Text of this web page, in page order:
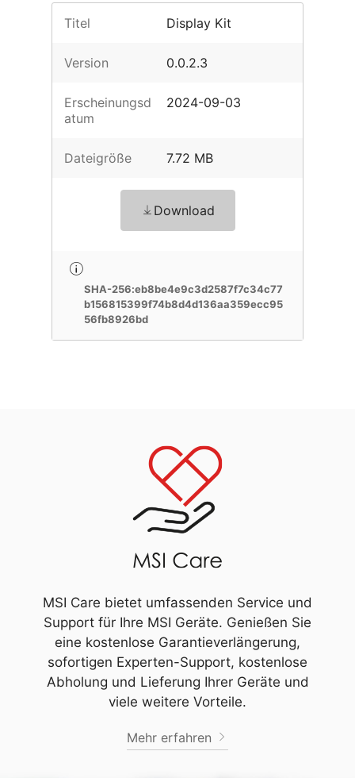
Titel Display Kit
Version 0.0.2.3
Erscheinungsd
atum
2024-09-03
Dateigröße 7.72 MB
Download
SHA-256:eb8be4e9c3d2587f7c34c77
b156815399f74b8d4d136aa359ecc95
56fb8926bd
MSI Care bietet umfassenden Service und
Support für Ihre MSI Geräte. Genießen Sie
eine kostenlose Garantieverlängerung,
sofortigen Experten-Support, kostenlose
Abholung und Lieferung Ihrer Geräte und
viele weitere Vorteile.
Mehr erfahren